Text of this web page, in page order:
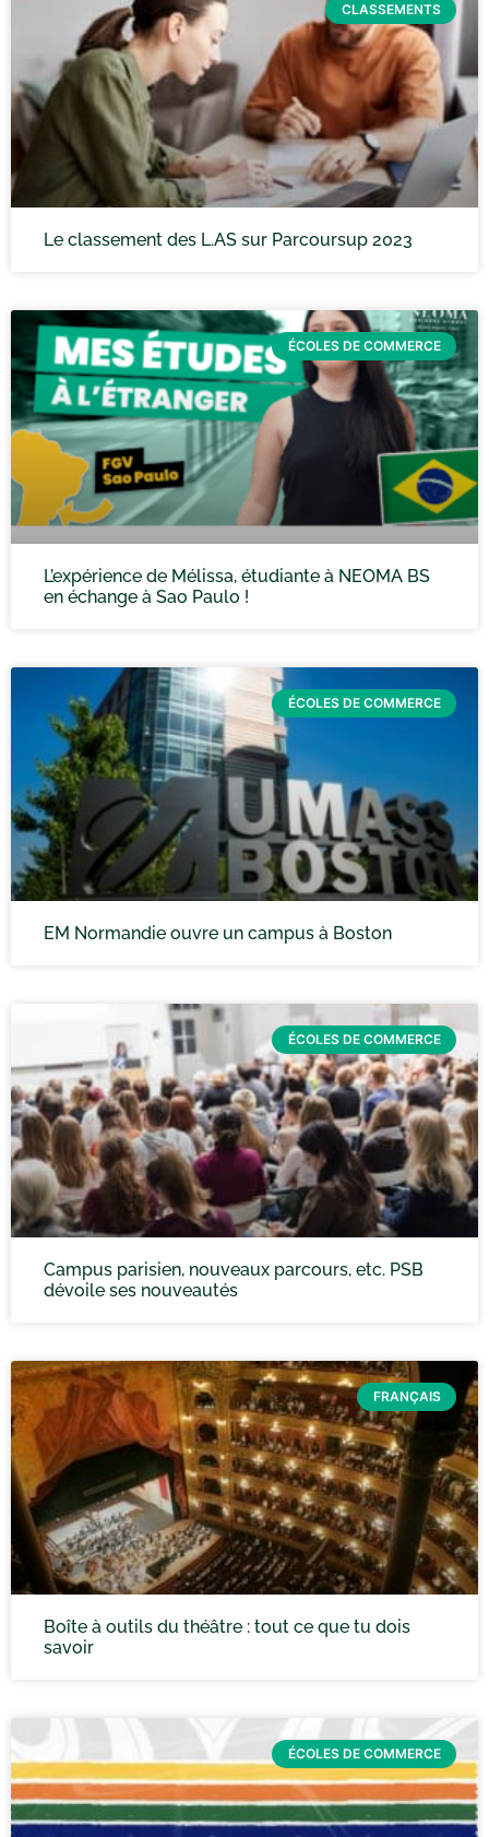
CLASSEMENTS
Le classement des L.AS sur Parcoursup 2023
ÉCOLES DE COMMERCE
L’expérience de Mélissa, étudiante à NEOMA BS
en échange à Sao Paulo !
ÉCOLES DE COMMERCE
EM Normandie ouvre un campus à Boston
ÉCOLES DE COMMERCE
Campus parisien, nouveaux parcours, etc. PSB
dévoile ses nouveautés
FRANÇAIS
Boîte à outils du théâtre : tout ce que tu dois
savoir
ÉCOLES DE COMMERCE